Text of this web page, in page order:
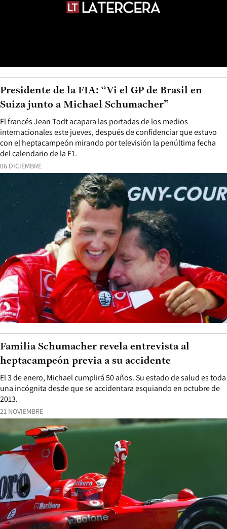
06 DICIEMBRE
El francés Jean Todt acapara las portadas de los medios
internacionales este jueves, después de confidenciar que estuvo
con el heptacampeón mirando por televisión la penúltima fecha
del calendario de la F1.
Presidente de la FIA: “Vi el GP de Brasil en
Suiza junto a Michael Schumacher”
21 NOVIEMBRE
El 3 de enero, Michael cumplirá 50 años. Su estado de salud es toda
una incógnita desde que se accidentara esquiando en octubre de
2013.
Familia Schumacher revela entrevista al
heptacampeón previa a su accidente